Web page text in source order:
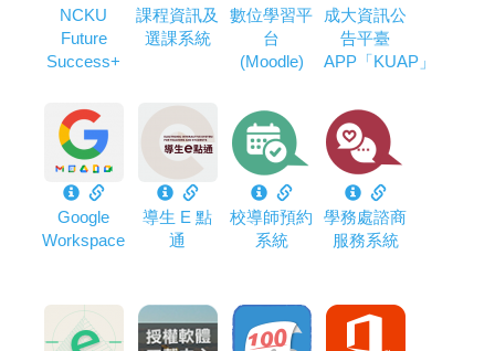
NCKU
Future
Success+
課程資訊及
選課系統
數位學習平
台
(Moodle)
成大資訊公
告平臺
APP「KUAP」
Google
Workspace
導生 E 點
通
校導師預約
系統
學務處諮商
服務系統